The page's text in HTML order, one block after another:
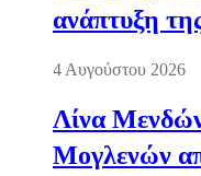
ανάπτυξη
4 Αυγούστου 2026
Λίνα
Μογλενών